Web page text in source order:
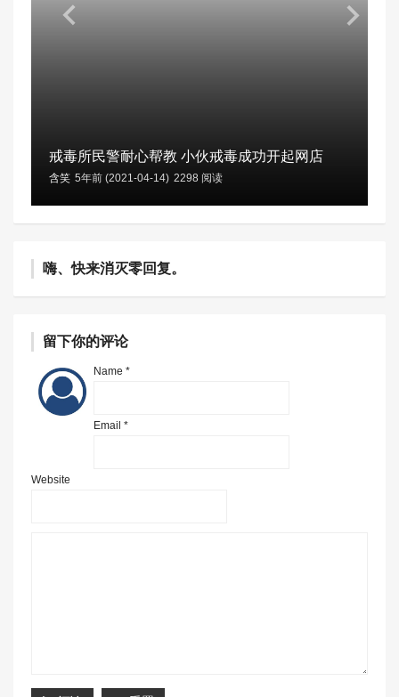
戒毒所民警耐心帮教 小伙戒毒成功开起网店
含笑 5年前 (2021-04-14) 2298 阅读
嗨、快来消灭零回复。
留下你的评论
Name *
Email *
Website